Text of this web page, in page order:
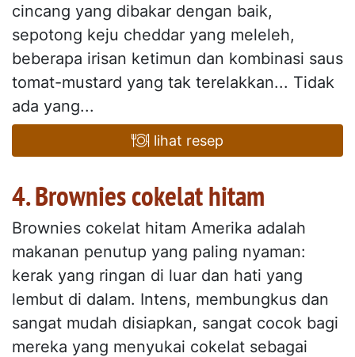
cincang yang dibakar dengan baik,
sepotong keju cheddar yang meleleh,
beberapa irisan ketimun dan kombinasi saus
tomat-mustard yang tak terelakkan... Tidak
ada yang...
lihat resep
4. Brownies cokelat hitam
Brownies cokelat hitam Amerika adalah
makanan penutup yang paling nyaman:
kerak yang ringan di luar dan hati yang
lembut di dalam. Intens, membungkus dan
sangat mudah disiapkan, sangat cocok bagi
mereka yang menyukai cokelat sebagai